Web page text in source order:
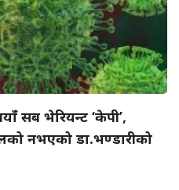
सब भेरियन्ट ‘केपी’,
नभएको डा.भण्डारीको